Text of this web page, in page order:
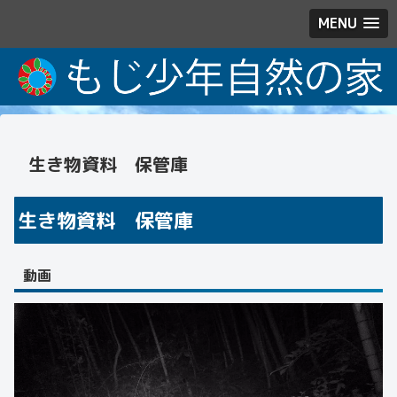
MENU
生き物資料 保管庫
生き物資料 保管庫
動画